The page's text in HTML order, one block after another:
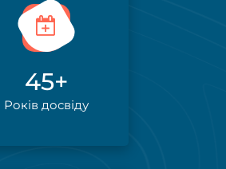
45+
Років досвіду